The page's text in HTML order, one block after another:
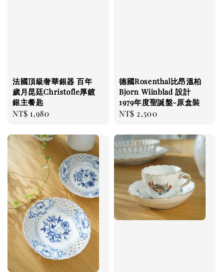
法國頂級奢華銀器 百年
歲月昆廷Christofle厚鍍
銀主餐匙
Regular
NT$ 1,980
德國Rosenthal比昂溫柏
Bjorn Wiinblad 設計
1979年度聖誕盤-原盒裝
Regular
NT$ 2,500